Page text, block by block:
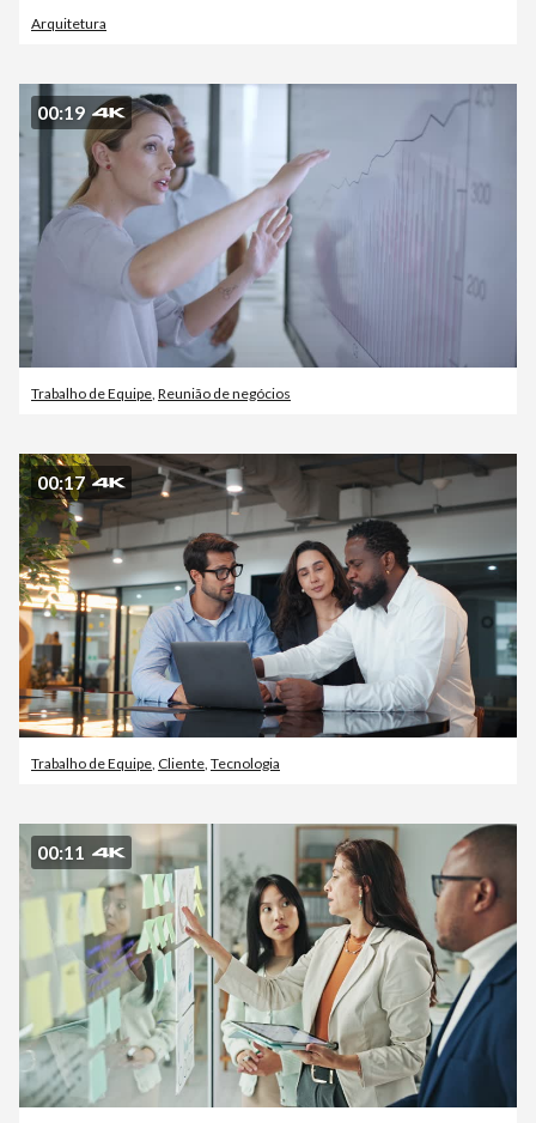
Arquitetura
00:19
Trabalho de Equipe, Reunião de negócios
00:17
Trabalho de Equipe, Cliente, Tecnologia
00:11